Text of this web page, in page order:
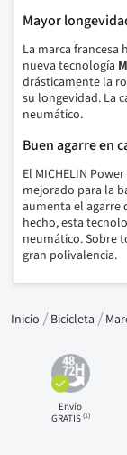
Mayor
La marca
nueva tecnología
drásticamente la
su longevidad. La
neumático.
Buen agarre en
El MICHELIN
mejorado para la
aumenta el agarre
hecho, esta
neumático. Sobre
gran polivalencia.
Inicio Bicicleta
Envío
GRATIS(1)